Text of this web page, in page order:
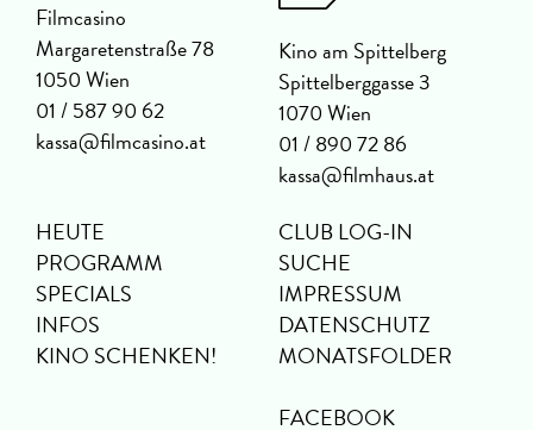
Filmcasino
Margaretenstraße 78
1050 Wien
01 / 587 90 62
kassa@filmcasino.at
Kino am Spittelberg
Spittelberggasse 3
1070 Wien
01 / 890 72 86
kassa@filmhaus.at
HEUTE
PROGRAMM
SPECIALS
INFOS
KINO SCHENKEN!
CLUB LOG-IN
SUCHE
IMPRESSUM
DATENSCHUTZ
MONATSFOLDER
FACEBOOK